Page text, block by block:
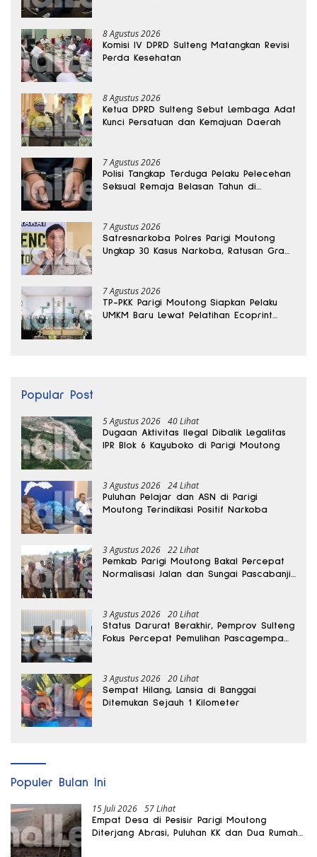
8 Agustus 2026
Komisi IV DPRD Sulteng Matangkan Revisi
Perda Kesehatan
8 Agustus 2026
Ketua DPRD Sulteng Sebut Lembaga Adat
Kunci Persatuan dan Kemajuan Daerah
7 Agustus 2026
Polisi Tangkap Terduga Pelaku Pelecehan
Seksual Remaja Belasan Tahun di
7 Agustus 2026
Satresnarkoba Polres Parigi Moutong
Ungkap 30 Kasus Narkoba, Ratusan Gram
7 Agustus 2026
TP-PKK Parigi Moutong Siapkan Pelaku
UMKM Baru Lewat Pelatihan Ecoprint
Popular Post
5 Agustus 2026 40 Lihat
Dugaan Aktivitas Ilegal Dibalik Legalitas
IPR Blok 6 Kayuboko di Parigi Moutong
3 Agustus 2026 24 Lihat
Puluhan Pelajar dan ASN di Parigi
Moutong Terindikasi Positif Narkoba
3 Agustus 2026 22 Lihat
Pemkab Parigi Moutong Bakal Percepat
Normalisasi Jalan dan Sungai Pascabanjir
3 Agustus 2026 20 Lihat
Status Darurat Berakhir, Pemprov Sulteng
Fokus Percepat Pemulihan Pascagempa
3 Agustus 2026 20 Lihat
Sempat Hilang, Lansia di Banggai
Ditemukan Sejauh 1 Kilometer
Populer Bulan Ini
15 Juli 2026 57 Lihat
Empat Desa di Pesisir Parigi Moutong
Diterjang Abrasi, Puluhan KK dan Dua Rumah